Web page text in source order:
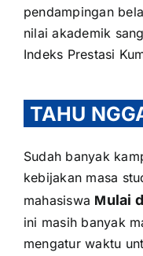
pendampingan
nilai akademik
Indeks Prestasi
TAHU
Sudah banyak
kebijakan masa
mahasiswa Mulai
ini masih banyak
mengatur waktu